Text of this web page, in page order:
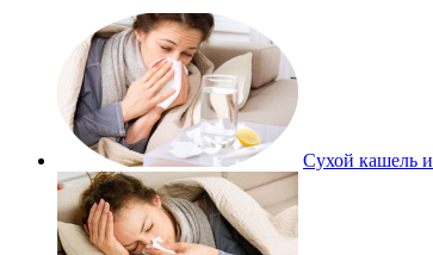
Сухой кашель и